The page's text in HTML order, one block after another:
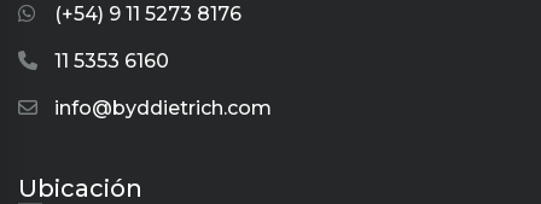
(+54) 9 11 5273 8176
11 5353 6160
info@byddietrich.com
Ubicación